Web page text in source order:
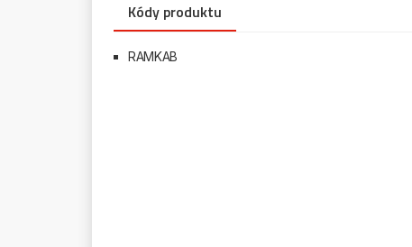
Kódy produktu
RAMKAB